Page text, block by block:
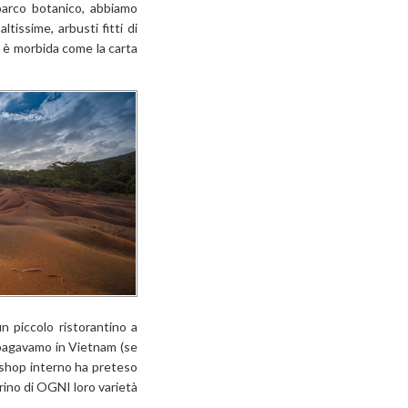
botanico, abbiamo
arbusti fitti di
è morbida come la carta
piccolo ristorantino a
in Vietnam (se
interno ha preteso
di OGNI loro varietà